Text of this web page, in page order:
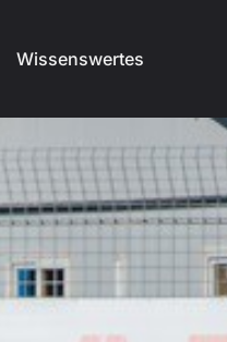
Wissenswertes